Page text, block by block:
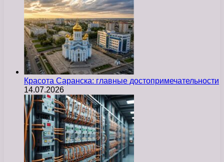
Красота Саранска: главные достопримечательности
14.07.2026